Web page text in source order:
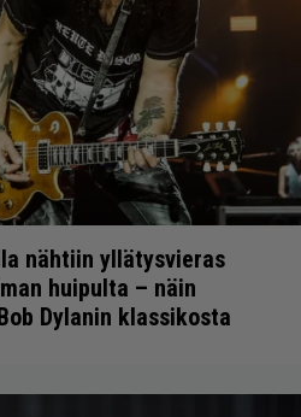
nähtiin yllätysvieras
huipulta – näin
Dylanin klassikosta